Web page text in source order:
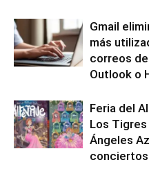
Gmail
más
correos
Outlook o
Feria del
Los Tigres
Ángeles